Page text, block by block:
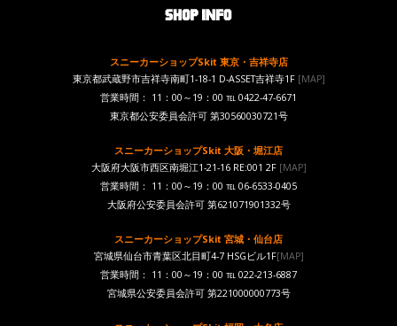
スニーカーショップSkit 東京・吉祥寺店
東京都武蔵野市吉祥寺南町1-18-1 D-ASSET吉祥寺1F [MAP]
営業時間： 11：00～19：00 ℡ 0422-47-6671
東京都公安委員会許可 第30560030721号
スニーカーショップSkit 大阪・堀江店
大阪府大阪市西区南堀江1-21-16 RE:001 2F[MAP]
営業時間： 11：00～19：00 ℡ 06-6533-0405
大阪府公安委員会許可 第621071901332号
スニーカーショップSkit 宮城・仙台店
宮城県仙台市青葉区北目町4-7 HSGビル1F[MAP]
営業時間： 11：00～19：00 ℡ 022-213-6887
宮城県公安委員会許可 第221000000773号